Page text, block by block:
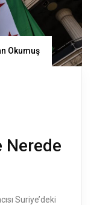
Okumuş
Nerede
Suriye’deki